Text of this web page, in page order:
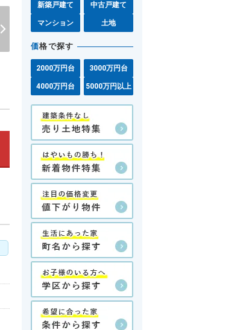
新築戸建て 中古戸建て
マンション 土地
価格で探す
2000万円台 3000万円台
4000万円台 5000万円以上